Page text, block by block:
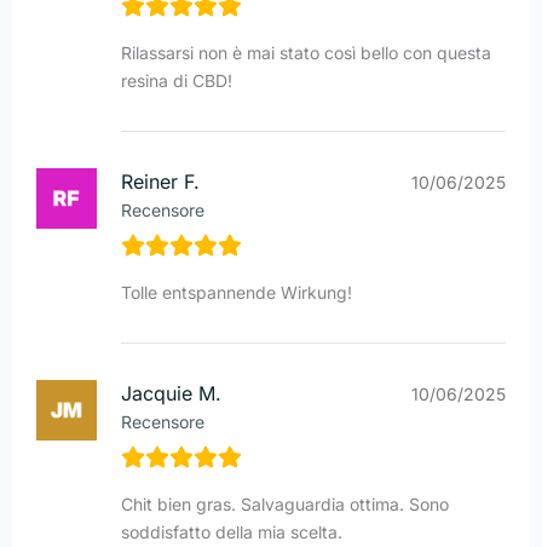
Rilassarsi non è mai stato così bello con questa
resina di CBD!
Reiner F.
Recensore
10/06/2025
Tolle entspannende Wirkung!
Jacquie M.
Recensore
10/06/2025
Chit bien gras. Salvaguardia ottima. Sono
soddisfatto della mia scelta.